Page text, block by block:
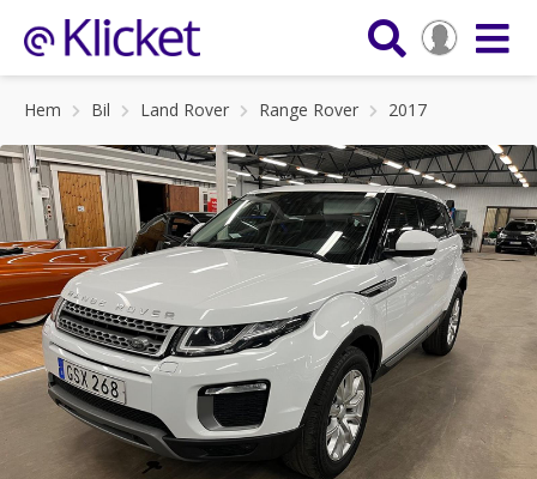
Hem Bil Land Rover Range Rover 2017